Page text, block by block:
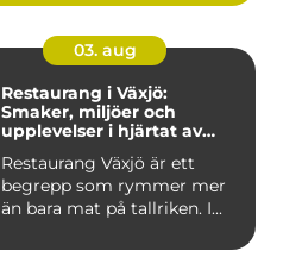
03. aug
Restaurang i Växjö:
Smaker, miljöer och
upplevelser i hjärtat av
Restaurang Växjö är ett
begrepp som rymmer mer
än bara mat på tallriken. I...